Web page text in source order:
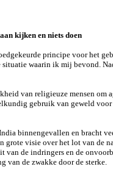
kijken en niets doen
principe voor het
waarin ik mij bevond.
van religieuze mensen om
gebruik van geweld
binnengevallen en bracht
visie over het lot van de
van de indringers en de
van de zwakke door de sterke.